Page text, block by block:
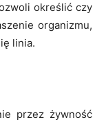
określić czy
organizmu,
linia.
przez żywność